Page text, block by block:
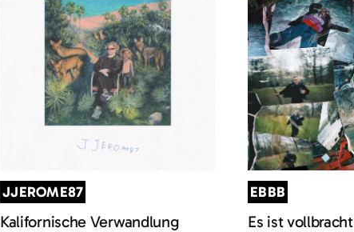
JJEROME87
Kalifornische Verwandlung
EBBB
Es ist vollbracht